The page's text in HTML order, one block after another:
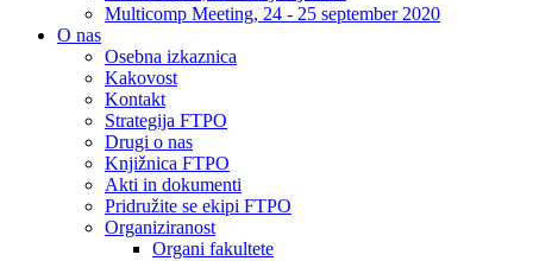
Multicomp Meeting, 24 - 25 september 2020
O nas
Osebna izkaznica
Kakovost
Kontakt
Strategija FTPO
Drugi o nas
Knjižnica FTPO
Akti in dokumenti
Pridružite se ekipi FTPO
Organiziranost
Organi fakultete